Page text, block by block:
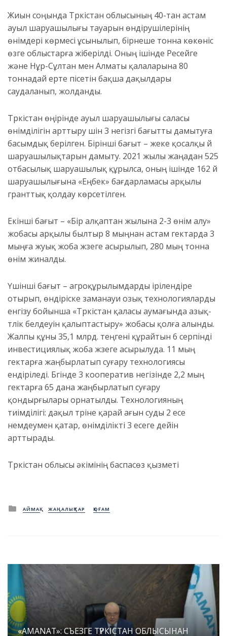
Жиын соңында Түркістан облысының 40-тан астам
ауыл шаруашылығы тауарын өндірушілерінің
өнімдері көрмесі ұсынылып, бірнеше тонна көкөніс
өзге облыстарға жіберілді. Оның ішінде Ресейге
және Нұр-Сұлтан мен Алматы қалаларына 80
тоннадай ерте пісетін бақша дақылдары
саудаланып, жолданды.
Түркістан өңірінде ауыл шаруашылығы саласы
өнімділігін арттыру үшін 3 негізгі бағытты дамытуға
басымдық берілген. Бірінші бағыт – жеке қосалқы үй
шаруашылықтарын дамыту. 2021 жылы жаңадан 525
отбасылық шаруашылық құрылса, оның ішінде 162 үй
шаруашылығына «Еңбек» бағдарламасы арқылы
гранттық қолдау көрсетілген.
Екінші бағыт – «Бір алқаптан жылына 2-3 өнім алу»
жобасы арқылы былтыр 8 мыңнан астам гектарда 3
мыңға жуық жоба жүзеге асырылып, 280 мың тонна
өнім жиналды.
Үшінші бағыт – агроқұрылымдарды ірілендіре
отырып, өндіріске заманауи озық технологияларды
енгізу бойынша «Түркістан қаласы аумағында азық-
түлік белдеуін қалыптастыру» жобасы қолға алынды.
Жалпы құны 35,1 млрд. теңгені құрайтын 6 серпінді
инвестициялық жоба жүзеге асырылуда. 11 мың
гектарға жаңбырлатып суғару технологиясы
ендіріледі. Бүгінде 3 кооператив негізінде 2,2 мың
гектарға 65 дана жаңбырлатып суғару
қондырғылары орнатылды. Технологияның
тиімділігі: дақыл түріне қарай ағын суды 2 есе
үнемдеумен қатар, өнімділікті 3 есеге дейін
арттырады.
Түркістан облысы әкімінің баспасөз қызметі
Posted
in
АЙМАҚ ЖАҢАЛЫҚТАР ҚОҒАМ
«AMANAT»: СЪЕЗГЕ ТҮРКІСТАН ОБЛЫСЫНАН